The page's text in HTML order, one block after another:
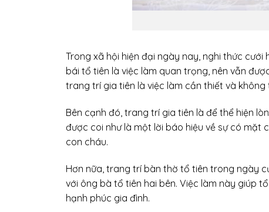
Trong xã hội hiện đại ngày nay, nghi thức
bái tổ tiên là việc làm quan trọng, nên vẫn
trang trí gia tiên là việc làm cần thiết và
Bên cạnh đó, trang trí gia tiên là để thể hiện
được coi như là một lời báo hiệu về sự có mặt
con cháu.
Hơn nữa, trang trí bàn thờ tổ tiên trong ngày
với ông bà tổ tiên hai bên. Việc làm này giúp
hạnh phúc gia đình.